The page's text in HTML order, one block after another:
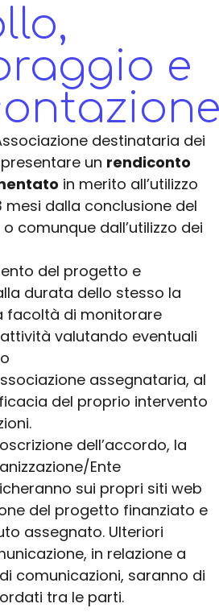
e
destinataria dei
un rendiconto
in merito all’utilizzo
mesi dalla conclusione del
comunque dall’utilizzo dei
del progetto e
durata dello stesso la
facoltà di monitorare
valutando eventuali
assegnataria, al
del proprio intervento
dell’accordo, la
Ente
sui propri siti web
del progetto finanziato e
assegnato. Ulteriori
in relazione a
comunicazioni, saranno di
tra le parti.